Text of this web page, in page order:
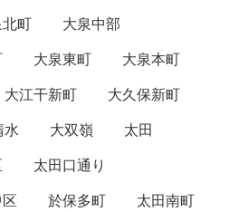
町
大泉中部
大泉東町
大泉本町
大江干新町
大久保新町
水 大双嶺
太田
太田口通り
於保多町
太田南町